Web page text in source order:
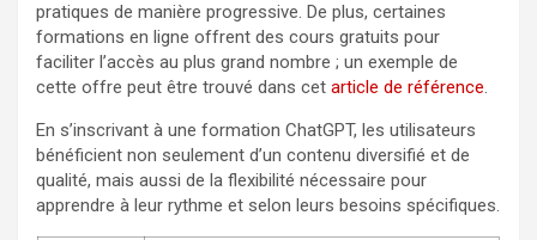
pratiques de manière progressive. De plus, certaines
formations en ligne offrent des cours gratuits pour
faciliter l’accès au plus grand nombre ; un exemple de
cette offre peut être trouvé dans cet article de référence.
En s’inscrivant à une formation ChatGPT, les utilisateurs
bénéficient non seulement d’un contenu diversifié et de
qualité, mais aussi de la flexibilité nécessaire pour
apprendre à leur rythme et selon leurs besoins spécifiques.